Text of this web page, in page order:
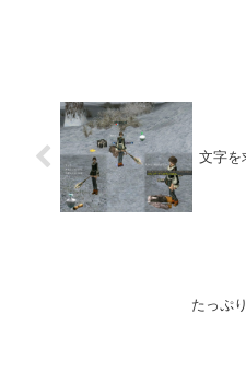
文字を
たっぷ